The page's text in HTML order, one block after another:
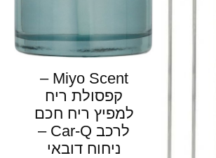
Miyo Scent –
קפסולת ריח
למפיץ ריח חכם
לרכב Car-Q –
ניחוח דובאי